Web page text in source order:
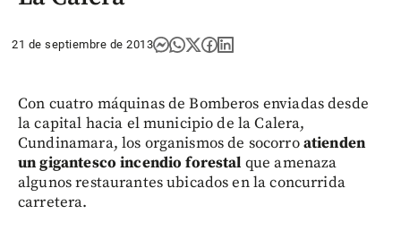
21 de septiembre de 2013
Con cuatro máquinas de Bomberos enviadas desde
la capital hacia el municipio de la Calera,
Cundinamara, los organismos de socorroatienden
un gigantesco incendio forestal que amenaza
algunos restaurantes ubicados en la concurrida
carretera.